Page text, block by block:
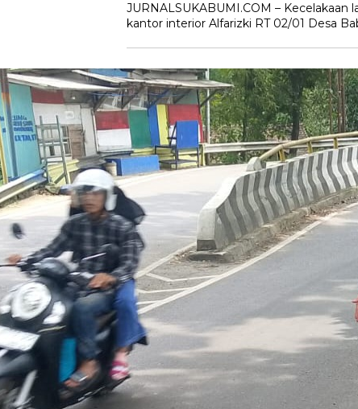
JURNALSUKABUMI.COM – Kecelakaan
kantor interior Alfarizki RT 02/01 Desa